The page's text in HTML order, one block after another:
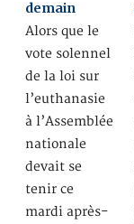
demain
Alors que le
vote solennel
de la loi sur
l’euthanasie
à l’Assemblée
nationale
devait se
tenir ce
mardi après-